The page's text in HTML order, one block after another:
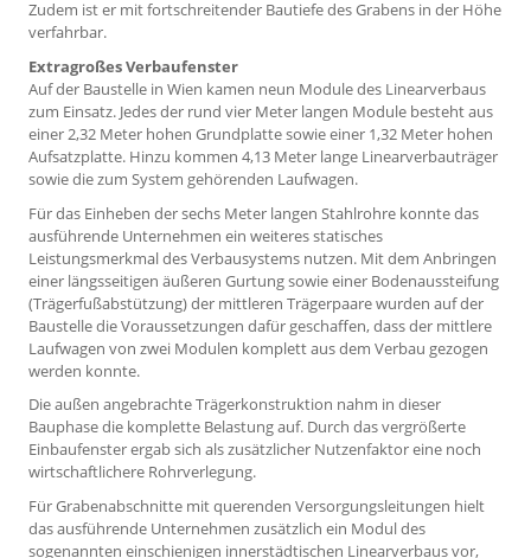
Zudem ist er mit fortschreitender Bautiefe des Grabens in der Höhe
verfahrbar.
Extragroßes Verbaufenster
Auf der Baustelle in Wien kamen neun Module des Linearverbaus
zum Einsatz. Jedes der rund vier Meter langen Module besteht aus
einer 2,32 Meter hohen Grundplatte sowie einer 1,32 Meter hohen
Aufsatzplatte. Hinzu kommen 4,13 Meter lange Linearverbauträger
sowie die zum System gehörenden Laufwagen.
Für das Einheben der sechs Meter langen Stahlrohre konnte das
ausführende Unternehmen ein weiteres statisches
Leistungsmerkmal des Verbausystems nutzen. Mit dem Anbringen
einer längsseitigen äußeren Gurtung sowie einer Bodenaussteifung
(Trägerfußabstützung) der mittleren Trägerpaare wurden auf der
Baustelle die Voraussetzungen dafür geschaffen, dass der mittlere
Laufwagen von zwei Modulen komplett aus dem Verbau gezogen
werden konnte.
Die außen angebrachte Trägerkonstruktion nahm in dieser
Bauphase die komplette Belastung auf. Durch das vergrößerte
Einbaufenster ergab sich als zusätzlicher Nutzenfaktor eine noch
wirtschaftlichere Rohrverlegung.
Für Grabenabschnitte mit querenden Versorgungsleitungen hielt
das ausführende Unternehmen zusätzlich ein Modul des
sogenannten einschienigen innerstädtischen Linearverbaus vor,